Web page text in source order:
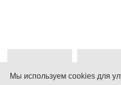
Мы используем cookies для